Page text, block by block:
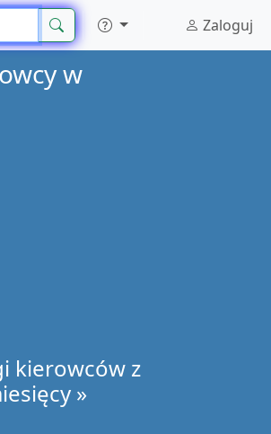
Zaloguj
w
kierowców z
»